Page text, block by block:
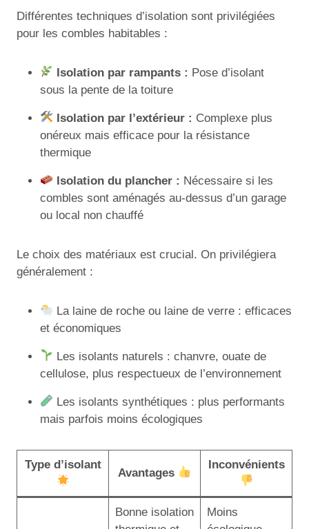
Différentes techniques d’isolation sont privilégiées
pour les combles habitables :
Isolation par rampants : Pose d’isolant
sous la pente de la toiture
Isolation par l’extérieur : Complexe plus
onéreux mais efficace pour la résistance
thermique
Isolation du plancher : Nécessaire si les
combles sont aménagés au-dessus d’un garage
ou local non chauffé
Le choix des matériaux est crucial. On privilégiera
généralement :
La laine de roche ou laine de verre : efficaces
et économiques
Les isolants naturels : chanvre, ouate de
cellulose, plus respectueux de l’environnement
Les isolants synthétiques : plus performants
mais parfois moins écologiques
Type d’isolant
Avantages
Inconvénients
Bonne isolation
Moins